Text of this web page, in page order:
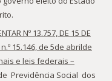
Nº 13.757, DE 15 DE
15.146, de 5de abrilde
e leis federais –
Previdência Social dos